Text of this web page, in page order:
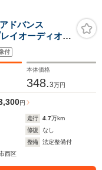
ドバンス
イオーディオ
モニター/車線
/パーキングアシ
付
本体価格
348.3万円
円
走行 4.7万km
修復
なし
整備
法定整備付
西区